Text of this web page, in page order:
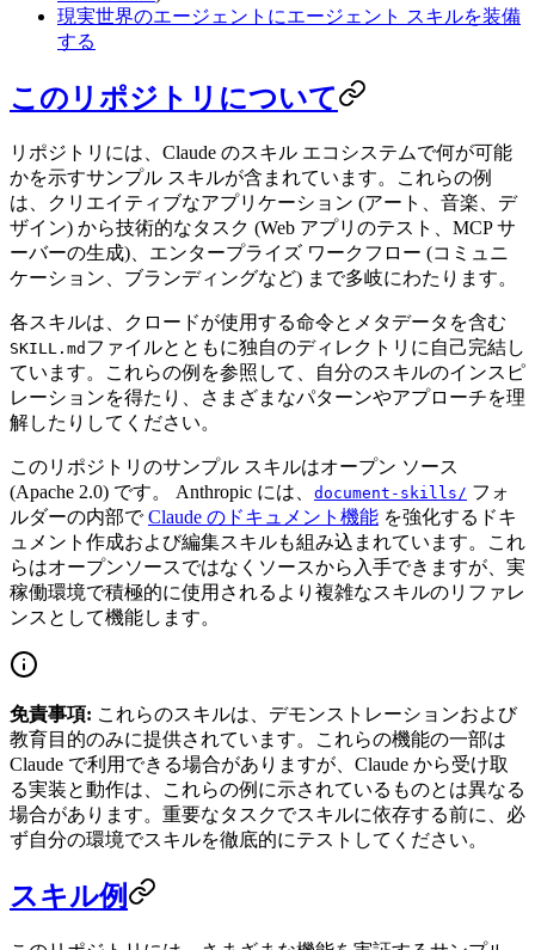
現実世界のエージェントにエージェント スキルを装備
する
このリポジトリについて
リポジトリには、Claude のスキル エコシステムで何が可能
かを示すサンプル スキルが含まれています。これらの例
は、クリエイティブなアプリケーション (アート、音楽、デ
ザイン) から技術的なタスク (Web アプリのテスト、MCP サ
ーバーの生成)、エンタープライズ ワークフロー (コミュニ
ケーション、ブランディングなど) まで多岐にわたります。
各スキルは、クロードが使用する命令とメタデータを含む
SKILL.md ファイルとともに独自のディレクトリに自己完結し
ています。これらの例を参照して、自分のスキルのインスピ
レーションを得たり、さまざまなパターンやアプローチを理
解したりしてください。
このリポジトリのサンプル スキルはオープン ソース
(Apache 2.0) です。 Anthropic には、 document-skills/ フォ
ルダーの内部でClaude のドキュメント機能 を強化するドキ
ュメント作成および編集スキルも組み込まれています。これ
らはオープンソースではなくソースから入手できますが、実
稼働環境で積極的に使用されるより複雑なスキルのリファレ
ンスとして機能します。
免責事項: これらのスキルは、デモンストレーションおよび
教育目的のみに提供されています。これらの機能の一部は
Claude で利用できる場合がありますが、Claude から受け取
る実装と動作は、これらの例に示されているものとは異なる
場合があります。重要なタスクでスキルに依存する前に、必
ず自分の環境でスキルを徹底的にテストしてください。
スキル例